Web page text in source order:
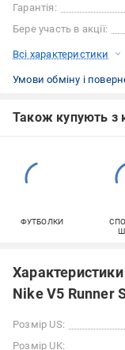
Гарантія:
Бере участь в акції:
Всі характеристики
Умови обміну і
Також купують з
ФУТБОЛКИ
Характеристики
Nike V5 Runner
Розмір US:
Розмір UK: